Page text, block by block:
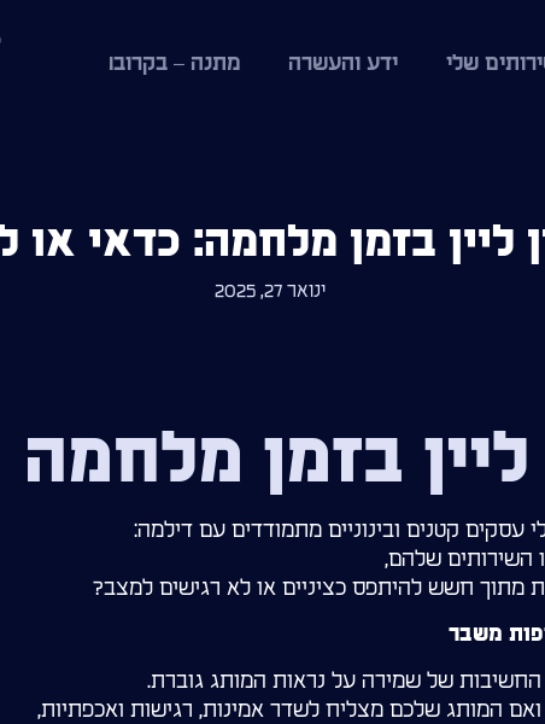
שלי ידע והעשרה מתנה – בקרוב!
ליין בזמן מלחמה: כדאי או
ינואר 27, 2025
ליין בזמן מלחמה
קטנים ובינוניים מתמודדים עם דילמה:
השירותים שלהם,
מתוך חשש להיתפס כציניים או לא רגישים למצב?
משבר
של שמירה על נראות המותג גוברת.
ואם המותג שלכם מצליח לשדר אמינות, רגישות ואכפתיות,